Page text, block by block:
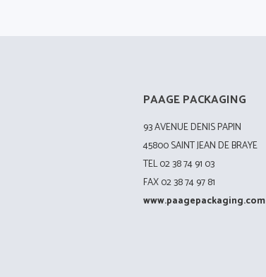
PAAGE PACKAGING
93 AVENUE DENIS PAPIN
45800 SAINT JEAN DE BRAYE
TEL 02 38 74 91 03
FAX 02 38 74 97 81
www.paagepackaging.com